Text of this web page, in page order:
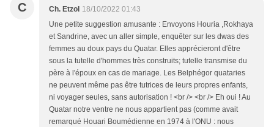
C Ch. Etzol 18/10/2022 01:43
Une petite suggestion amusante : Envoyons Houria ,Rokhaya
et Sandrine, avec un aller simple, enquêter sur les dwas des
femmes au doux pays du Quatar. Elles apprécieront d'être
sous la tutelle d'hommes très construits; tutelle transmise du
père à l'époux en cas de mariage. Les Belphégor quataries
ne peuvent même pas être tutrices de leurs propres enfants,
ni voyager seules, sans autorisation ! <br /> <br /> Eh oui ! Au
Quatar notre ventre ne nous appartient pas (comme avait
remarqué Houari Boumédienne en 1974 à l'ONU : nous